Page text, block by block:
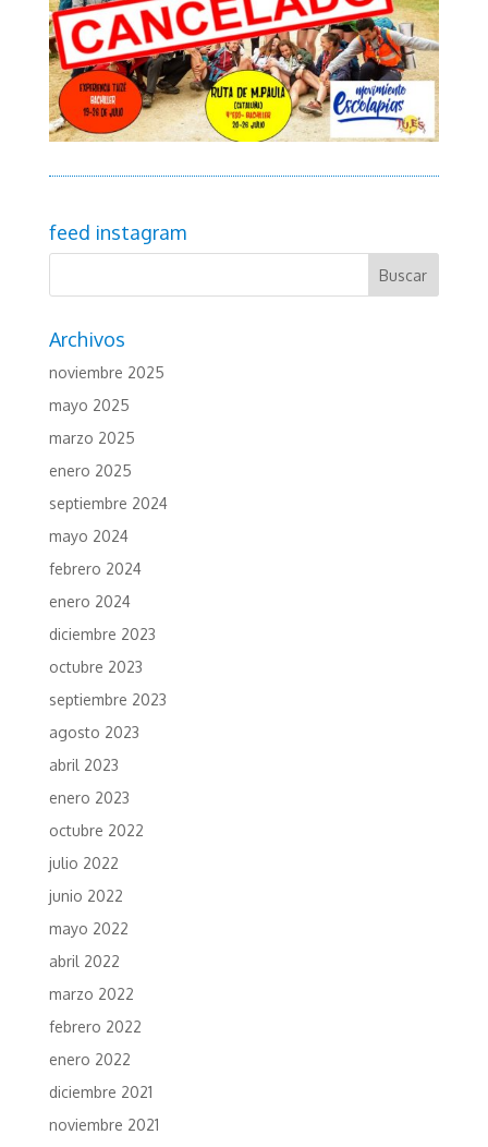
feed instagram
Archivos
noviembre 2025
mayo 2025
marzo 2025
enero 2025
septiembre 2024
mayo 2024
febrero 2024
enero 2024
diciembre 2023
octubre 2023
septiembre 2023
agosto 2023
abril 2023
enero 2023
octubre 2022
julio 2022
junio 2022
mayo 2022
abril 2022
marzo 2022
febrero 2022
enero 2022
diciembre 2021
noviembre 2021